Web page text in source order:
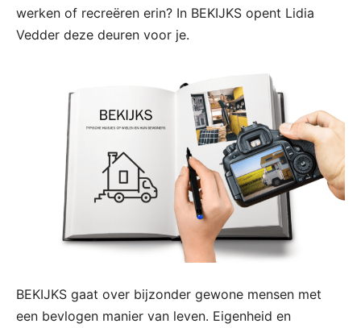
werken of recreëren erin? In BEKIJKS opent Lidia
Vedder deze deuren voor je.
BEKIJKS gaat over bijzonder gewone mensen met
een bevlogen manier van leven. Eigenheid en